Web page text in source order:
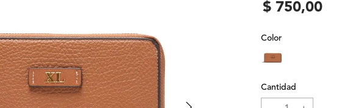
$ 750,00
Color
Cantidad